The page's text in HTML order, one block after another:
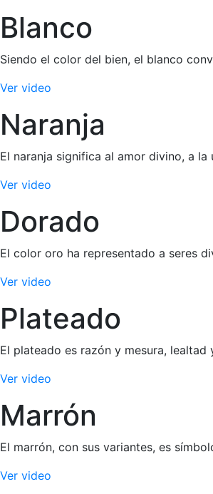
Blanco
Siendo el color del bien, el blanco
Ver video
Naranja
El naranja significa al amor divino, a
Ver video
Dorado
El color oro ha representado a seres
Ver video
Plateado
El plateado es razón y mesura, lealtad
Ver video
Marrón
El marrón, con sus variantes, es
Ver video